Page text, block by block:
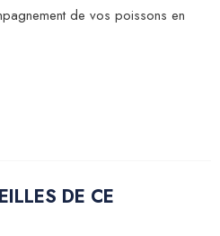
de vos poissons en
DE CE